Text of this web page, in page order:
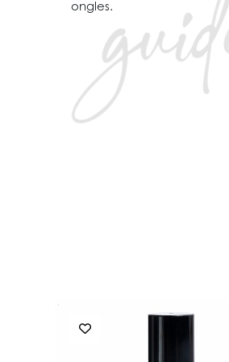
ongles.